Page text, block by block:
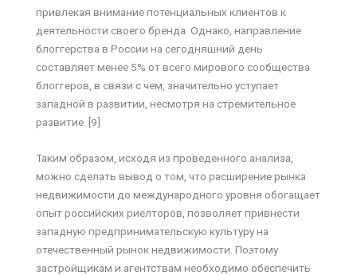
привлекая внимание потенциальных клиентов к
деятельности своего бренда. Однако, направление
блоггерства в России на сегодняшний день
составляет менее 5% от всего мирового сообщества
блоггеров, в связи с чем, значительно уступает
западной в развитии, несмотря на стремительное
развитие. [9]
Таким образом, исходя из проведенного анализа,
можно сделать вывод о том, что расширение рынка
недвижимости до международного уровня обогащает
опыт российских риелторов, позволяет привнести
западную предпринимательскую культуру на
отечественный рынок недвижимости. Поэтому
застройщикам и агентствам необходимо обеспечить